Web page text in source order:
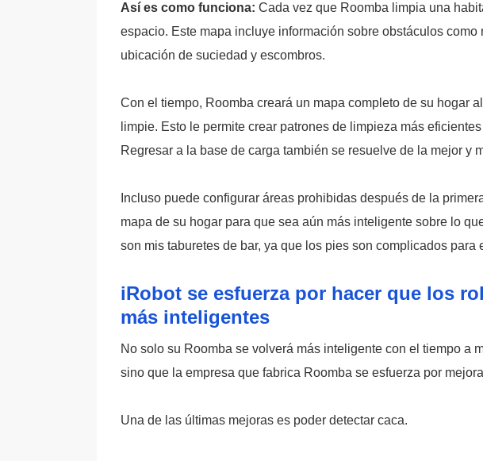
Así es como funciona: Cada vez que Roomba limpia una
espacio. Este mapa incluye información sobre obstáculos como
ubicación de suciedad y escombros.
Con el tiempo, Roomba creará un mapa completo de su hogar
limpie. Esto le permite crear patrones de limpieza más
Regresar a la base de carga también se resuelve de la mejor y
Incluso puede configurar áreas prohibidas después de la
mapa de su hogar para que sea aún más inteligente sobre lo
son mis taburetes de bar, ya que los pies son complicados para
iRobot se esfuerza por hacer que los
más inteligentes
No solo su Roomba se volverá más inteligente con el tiempo a
sino que la empresa que fabrica Roomba se esfuerza por
Una de las últimas mejoras es poder detectar caca.